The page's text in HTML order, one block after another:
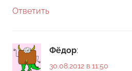
Ответить
Фёдор:
30.08.2012 в 11:50